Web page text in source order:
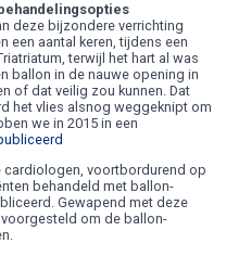
deze bijzondere verrichting
een aantal keren, tijdens een
terwijl het hart al was
ballon in de nauwe opening in
of dat veilig zou kunnen. Dat
het vlies alsnog weggeknipt om
we in 2015 in een
voortbordurend op
behandeld met ballon-
Gewapend met deze
om de ballon-